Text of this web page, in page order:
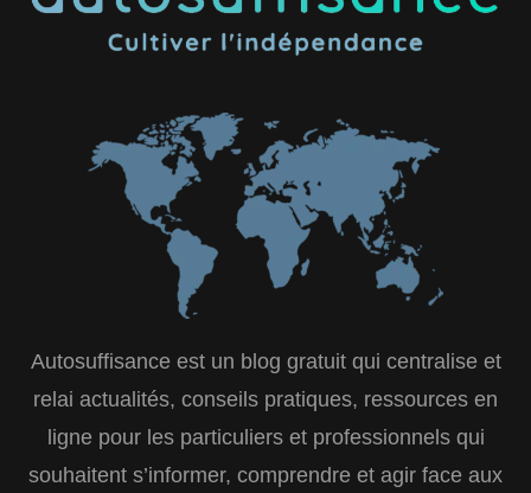
Autosuffisance est un blog gratuit qui centralise et
relai actualités, conseils pratiques, ressources en
ligne pour les particuliers et professionnels qui
souhaitent s’informer, comprendre et agir face aux